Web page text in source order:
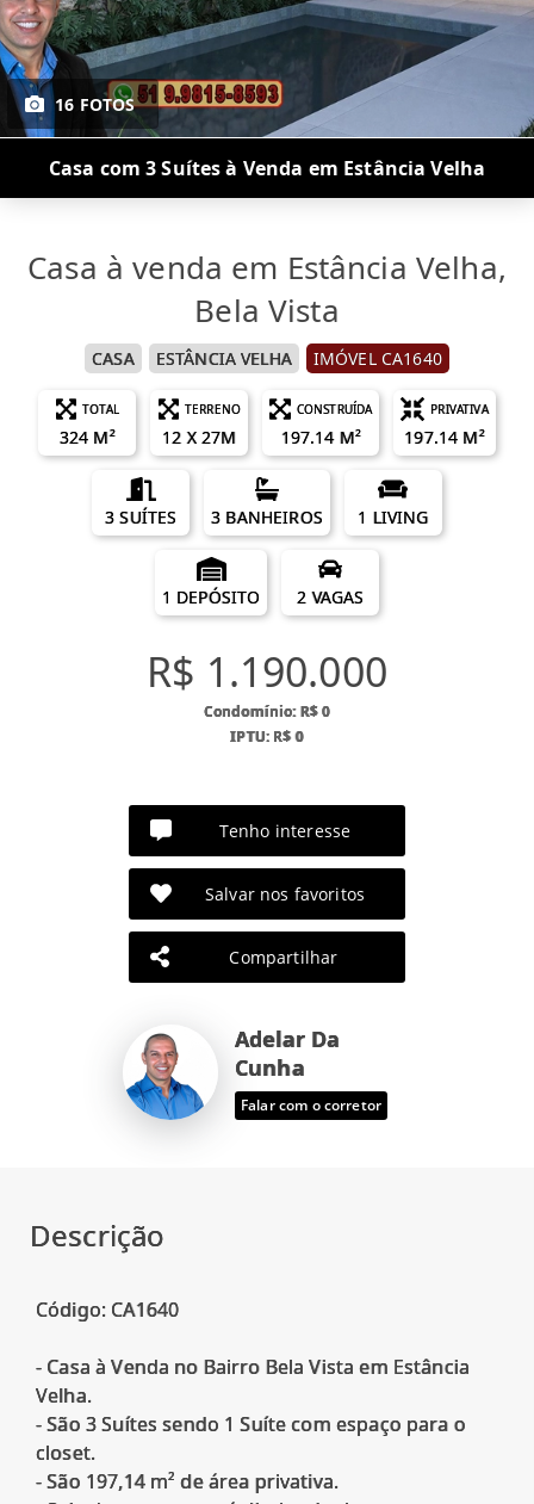
16 FOTOS
Casa com 3 Suítes à Venda em Estância Velha
Casa à venda em Estância Velha,
Bela Vista
CASA ESTÂNCIA VELHA IMÓVEL CA1640
TOTAL
324 M²
TERRENO
12 X 27M
CONSTRUÍDA
197.14 M²
PRIVATIVA
197.14 M²
3 SUÍTES 3 BANHEIROS 1 LIVING
1 DEPÓSITO 2 VAGAS
R$ 1.190.000
Condomínio: R$ 0
IPTU: R$ 0
Tenho interesse
Salvar nos favoritos
Compartilhar
Adelar Da
Cunha
Falar com o corretor
Descrição
Código: CA1640
- Casa à Venda no Bairro Bela Vista em Estância
Velha.
- São 3 Suítes sendo 1 Suíte com espaço para o
closet.
- São 197,14 m² de área privativa.